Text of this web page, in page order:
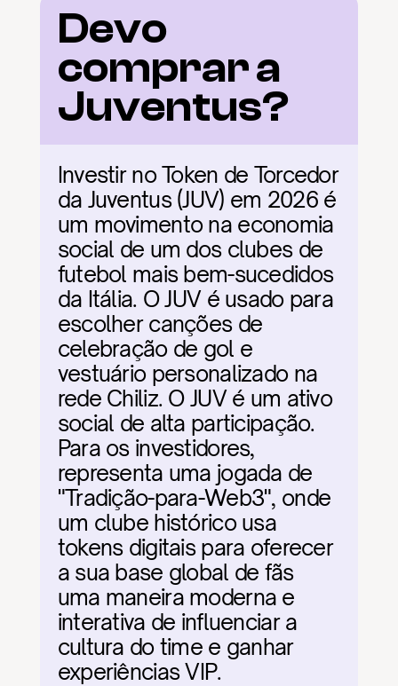
Devo
comprar a
Juventus?
Investir no Token de Torcedor
da Juventus (JUV) em 2026 é
um movimento na economia
social de um dos clubes de
futebol mais bem-sucedidos
da Itália. O JUV é usado para
escolher canções de
celebração de gol e
vestuário personalizado na
rede Chiliz. O JUV é um ativo
social de alta participação.
Para os investidores,
representa uma jogada de
"Tradição-para-Web3", onde
um clube histórico usa
tokens digitais para oferecer
a sua base global de fãs
uma maneira moderna e
interativa de influenciar a
cultura do time e ganhar
experiências VIP.